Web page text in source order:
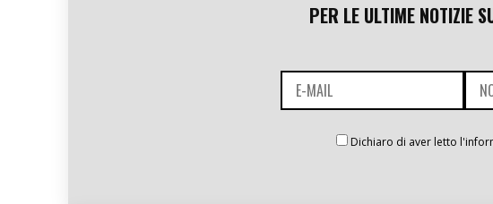
PER LE ULTIME NOTIZIE
Dichiaro di aver letto